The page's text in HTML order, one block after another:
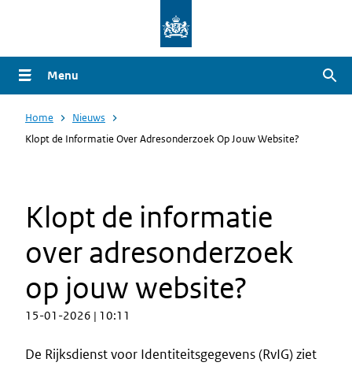
naar
de
gaan
Menu
Home
Nieuws
Klopt de Informatie Over Adresonderzoek Op Jouw Website?
Klopt de informatie
over adresonderzoek
op jouw website?
15-01-2026 | 10:11
De Rijksdienst voor Identiteitsgegevens (RvIG) ziet